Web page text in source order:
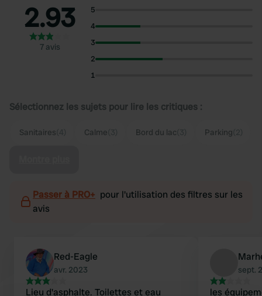
2.93
7 avis
5
4
3
2
1
Sélectionnez les sujets pour lire les critiques :
Sanitaires Calme Bord du lac Parking
Passer à PRO+ pour l'utilisation des filtres sur les
avis
Red-Eagle
avr. 2023
Lieu d'asphalte. Toilettes et eau
sept.
les